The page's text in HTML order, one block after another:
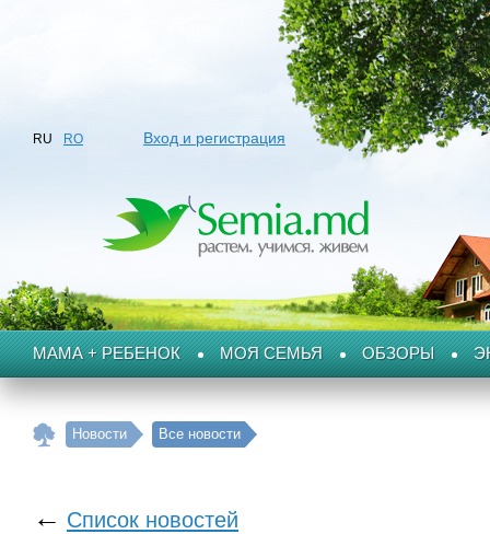
RU RO Вход и регистрация
МАМА + РЕБЕНОК МОЯ СЕМЬЯ ОБЗОРЫ
Новости Все новости
← Список новостей